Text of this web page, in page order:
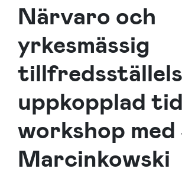
Närvaro och
yrkesmässig
uppkopplad
workshop
Marcinkowski